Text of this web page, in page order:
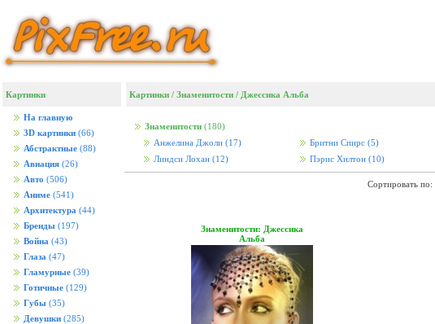
Картинки
На главную
3D картинки (66)
Абстрактные (88)
Авиация (26)
Авто (506)
Аниме (541)
Архитектура (44)
Бренды (197)
Война (43)
Глаза (47)
Гламурные (39)
Готичные (129)
Губы (35)
Девушки (285)
Картинки / Знаменитости / Джессика Альба
Знаменитости (180)
Анжелина Джоли (17) Бритни Спирс (5)
Линдси Лохан (12) Пэрис Хилтон (10)
Сортировать по:
Знаменитости: Джессика
Альба